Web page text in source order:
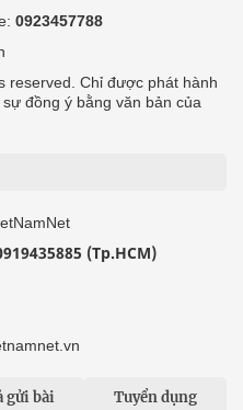
0923457788
reserved. Chỉ được phát hành
đồng ý bằng văn bản của
(Tp.HCM)
gửi bài Tuyển dụng